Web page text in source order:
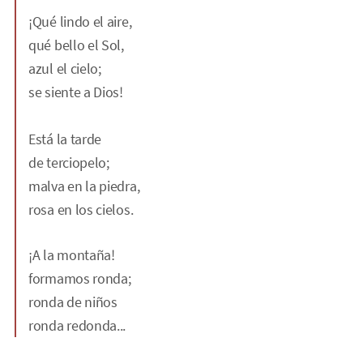
¡Qué lindo el aire,
qué bello el Sol,
azul el cielo;
se siente a Dios!
Está la tarde
de terciopelo;
malva en la piedra,
rosa en los cielos.
¡A la montaña!
formamos ronda;
ronda de niños
ronda redonda...